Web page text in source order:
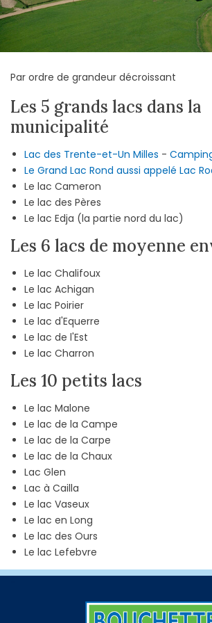
Par ordre de grandeur décroissant
Les 5 grands lacs dans la
municipalité
Lac des Trente-et-Un Milles -
Le Grand Lac Rond aussi appelé Lac
Le lac Cameron
Le lac des Pères
Le lac Edja (la partie nord du lac)
Les 6 lacs de moyenne
Le lac Chalifoux
Le lac Achigan
Le lac Poirier
Le lac d'Equerre
Le lac de l'Est
Le lac Charron
Les 10 petits lacs
Le lac Malone
Le lac de la Campe
Le lac de la Carpe
Le lac de la Chaux
Lac Glen
Lac à Cailla
Le lac Vaseux
Le lac en Long
Le lac des Ours
Le lac Lefebvre